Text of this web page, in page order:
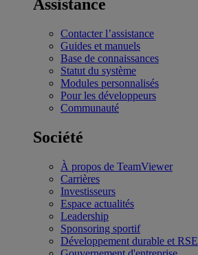
Assistance
Contacter l’assistance
Guides et manuels
Base de connaissances
Statut du système
Modules personnalisés
Pour les développeurs
Communauté
Société
À propos de TeamViewer
Carrières
Investisseurs
Espace actualités
Leadership
Sponsoring sportif
Développement durable et RSE